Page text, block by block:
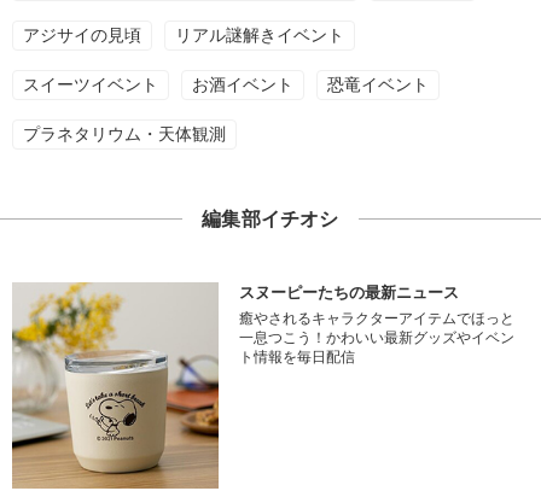
アジサイの見頃 リアル謎解きイベント
スイーツイベント お酒イベント 恐竜イベント
プラネタリウム・天体観測
編集部イチオシ
スヌーピーたちの最新ニュース
癒やされるキャラクターアイテムでほっと
一息つこう！かわいい最新グッズやイベン
ト情報を毎日配信